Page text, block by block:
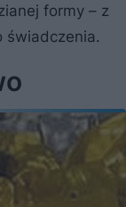
formy – z
świadczenia.